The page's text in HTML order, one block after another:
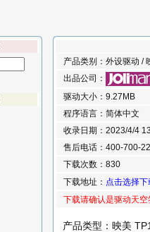
产品类别：外设驱动 /
出品公司：
驱动大小：9.27MB
程序语言：简体中文
收录日期：2023/4/4
售后电话：400-700-
下载次数：830
下载地址： 点击选择
下载请确认是驱动天
产品类型：映美